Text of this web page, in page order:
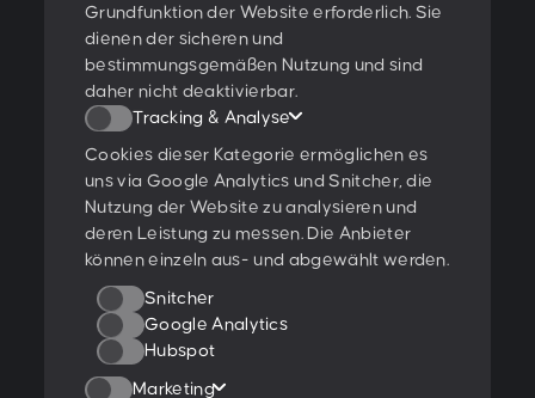
Grundfunktion der Website erforderlich. Sie
dienen der sicheren und
bestimmungsgemäßen Nutzung und sind
daher nicht deaktivierbar.
Tracking & Analyse
Cookies dieser Kategorie ermöglichen es
uns via Google Analytics und Snitcher, die
Nutzung der Website zu analysieren und
deren Leistung zu messen. Die Anbieter
können einzeln aus- und abgewählt werden.
Snitcher
Google Analytics
Hubspot
Marketing
Newsletter abonnieren
Ich stimme denDatenschutzbestimmungenzu.
Ratings & Qualifikationen
Weitere Projekte: